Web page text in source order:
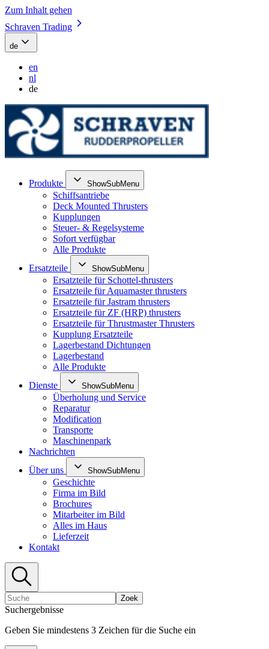
Zum Inhalt gehen
Schraven Trading
de
en
nl
de
Produkte ShowSubMenu
Schiffsantriebe
Deck Mounted Thrusters
Kupplungen
Steuer- & Regelsysteme
Sofort verfügbar
Alle Produkte
Ersatzteile
ShowSubMenu
Ersatzteile für Schottel-thrusters
Ersatzteile für Aquamaster thrusters
Ersatzteile für Jastram thrusters
Ersatzteile für ZF (HRP) thrusters
Ersatzteile für Thrustmaster Thrusters
Kupplung Ersatzteile
Lagerbestand Dichtungen
Lagerbestand
Alle Produkte
Dienste
ShowSubMenu
Überholung und Service
Reparatur
Modification
Transporte
Maschinenpark
Nachrichten
Über uns
ShowSubMenu
Geschichte
Firma im Bild
Brochures
Mitarbeiter im Bild
Alles im Haus
Lieferzeit
Kontakt
Zoek
Suchergebnisse
Geben Sie mindestens 3 Zeichen für die Suche ein